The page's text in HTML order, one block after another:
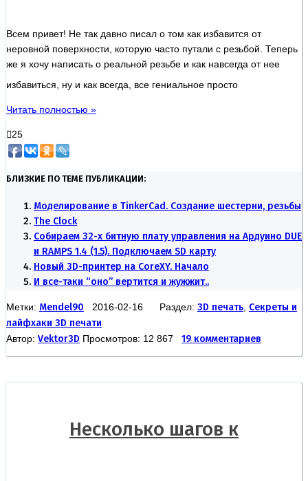
Всем привет! Не так давно писал о том как избавится от
неровной поверхности, которую часто путали с резьбой. Теперь
же я хочу написать о реальной резьбе и как навсегда от нее
избавиться, ну и как всегда, все гениальное просто
Читать полностью »
25
БЛИЗКИЕ ПО ТЕМЕ ПУБЛИКАЦИИ:
Моделирование в TinkerCad. Создание шестерни, резьбы
The Clock
Собираем 32-х битную плату управления на Ардуино DUE
и RAMPS 1.4 (1.5). Подключаем SD карту
Новый 3D-принтер на CoreXY. Начало
И все-таки “оно” вертится и жужжит..
Метки: Mendel90 2016-02-16 Раздел: 3D печать Секреты и
лайфхаки 3D печати
Автор: Vektor3D Просмотров: 12 867 19 комментариев
Несколько шагов к